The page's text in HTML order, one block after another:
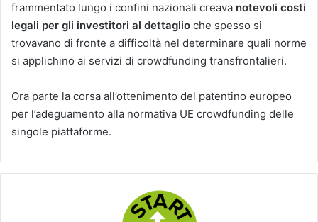
frammentato lungo i confini nazionali creava notevoli costi
legali per gli investitori al dettaglio che spesso si
trovavano di fronte a difficoltà nel determinare quali norme
si applichino ai servizi di crowdfunding transfrontalieri.
Ora parte la corsa all’ottenimento del patentino europeo
per l’adeguamento alla normativa UE crowdfunding delle
singole piattaforme.